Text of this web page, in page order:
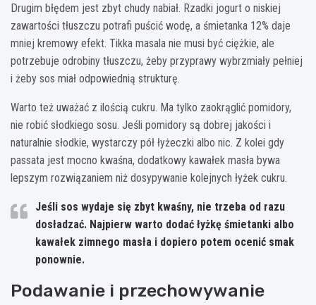
Drugim błędem jest zbyt chudy nabiał. Rzadki jogurt o niskiej
zawartości tłuszczu potrafi puścić wodę, a śmietanka 12% daje
mniej kremowy efekt. Tikka masala nie musi być ciężkie, ale
potrzebuje odrobiny tłuszczu, żeby przyprawy wybrzmiały pełniej
i żeby sos miał odpowiednią strukturę.
Warto też uważać z ilością cukru. Ma tylko zaokrąglić pomidory,
nie robić słodkiego sosu. Jeśli pomidory są dobrej jakości i
naturalnie słodkie, wystarczy pół łyżeczki albo nic. Z kolei gdy
passata jest mocno kwaśna, dodatkowy kawałek masła bywa
lepszym rozwiązaniem niż dosypywanie kolejnych łyżek cukru.
Jeśli sos wydaje się zbyt kwaśny, nie trzeba od razu
dosładzać. Najpierw warto dodać łyżkę śmietanki albo
kawałek zimnego masła i dopiero potem ocenić smak
ponownie.
Podawanie i przechowywanie